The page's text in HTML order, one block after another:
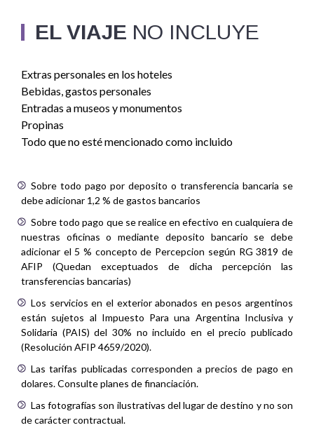
EL VIAJE NO INCLUYE
Extras personales en los hoteles
Bebidas, gastos personales
Entradas a museos y monumentos
Propinas
Todo que no esté mencionado como incluido
Sobre todo pago por deposito o transferencia bancaria se
debe adicionar 1,2 % de gastos bancarios
Sobre todo pago que se realice en efectivo en cualquiera de
nuestras oficinas o mediante deposito bancario se debe
adicionar el 5 % concepto de Percepcion según RG 3819 de
AFIP (Quedan exceptuados de dicha percepción las
transferencias bancarias)
Los servicios en el exterior abonados en pesos argentinos
están sujetos al Impuesto Para una Argentina Inclusiva y
Solidaria (PAIS) del 30% no incluido en el precio publicado
(Resolución AFIP 4659/2020).
Las tarifas publicadas corresponden a precios de pago en
dolares. Consulte planes de financiación.
Las fotografías son ilustrativas del lugar de destino y no son
de carácter contractual.